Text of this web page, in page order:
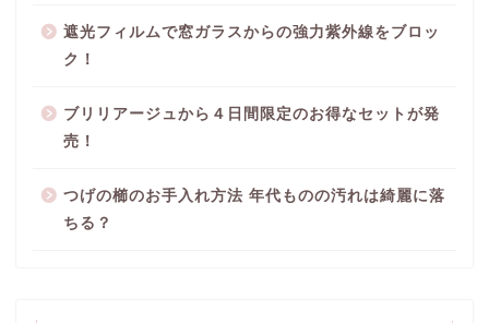
遮光フィルムで窓ガラスからの強力紫外線をブロッ
ク！
ブリリアージュから４日間限定のお得なセットが発
売！
つげの櫛のお手入れ方法 年代ものの汚れは綺麗に落
ちる？